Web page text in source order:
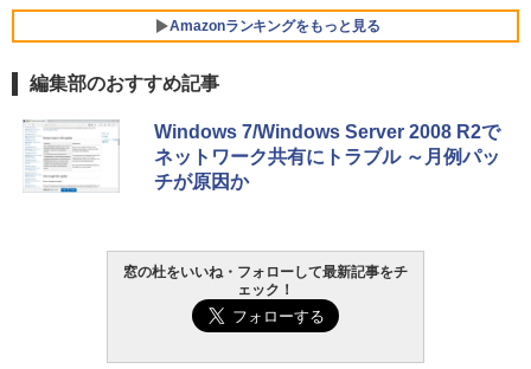
Amazonランキングをもっと見る
Robloxギフトカード - 800 Robux 【限
定バーチャルアイテムを含む】 【オンラ
インゲームコード】 ロブロックス | オン
ラインコード版
Robloxギフトカード - 1000 Robux 【限
定バーチャルアイテムを含む】 【オンラ
インゲームコード】 ロブロックス |オン
生成AIパスポート公式テキスト 第４版
￥1,766
AIイラスト表現辞典: 思い通りの絵を引き
出す プロンプトの言葉 AI画像生成シリー
ズ (はぴーイラストLabo)
Amazon Kindle Paperwhite (16GB) 7イ
ンチディスプレイ、色調調節ライト、12
週間持続バッテリー、広告なし、ブラッ
ク
Amazon Kindle - 目に優しい、かさばら
ない、大きな画面で読みやすい、6週間持
続バッテリー、6インチディスプレイ電子
編集部のおすすめ記事
Windows 7/Windows Server 2008 R2で
ネットワーク共有にトラブル ～月例パッ
チが原因か
窓の杜をいいね・フォローして最新記事をチ
ェック！